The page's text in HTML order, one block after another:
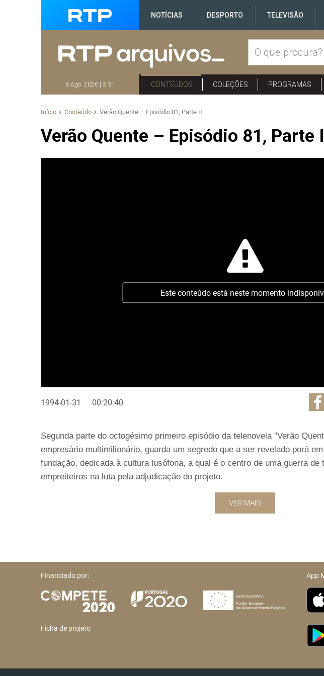
NOTÍCIAS DESPORTO TELEVISÃO
6 Ago. 2026 | 3:31 CONTEÚDOS COLEÇÕES PROGRAMAS
Início Conteúdo Verão Quente – Episódio 81, Parte II
Verão Quente – Episódio 81, Parte
Este conteúdo está neste momento
1994-01-31 00:20:40
Segunda parte do octogésimo primeiro episódio da telenovela "Verão
empresário multimilionário, guarda um segredo que a ser revelado porá
fundação, dedicada à cultura lusófona, a qual é o centro de uma guerra
empreiteiros na luta pela adjudicação do projeto.
VER MAIS
Financiado por:
Ficha de projeto
App